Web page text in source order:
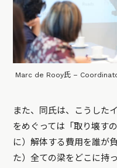
Marc de Rooy氏 –
また、同氏は、こうした
をめぐっては「取り壊す
に）解体する費用を誰が
た）全ての梁をどこに持